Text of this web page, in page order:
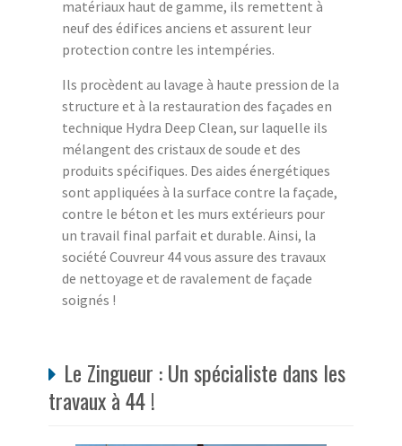
matériaux haut de gamme, ils remettent à
neuf des édifices anciens et assurent leur
protection contre les intempéries.
Ils procèdent au lavage à haute pression de la
structure et à la restauration des façades en
technique Hydra Deep Clean, sur laquelle ils
mélangent des cristaux de soude et des
produits spécifiques. Des aides énergétiques
sont appliquées à la surface contre la façade,
contre le béton et les murs extérieurs pour
un travail final parfait et durable. Ainsi, la
société Couvreur 44 vous assure des travaux
de nettoyage et de ravalement de façade
soignés !
Le Zingueur : Un spécialiste dans les
travaux à 44 !